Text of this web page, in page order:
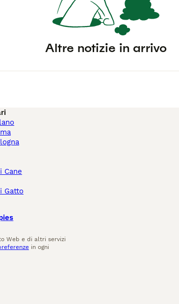
Altre notizie in arrivo
Cane
Gatto
Web e di altri servizi
in ogni